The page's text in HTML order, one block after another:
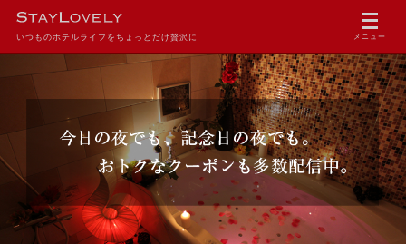
いつものホテルライフをちょっとだけ贅沢に メニュー